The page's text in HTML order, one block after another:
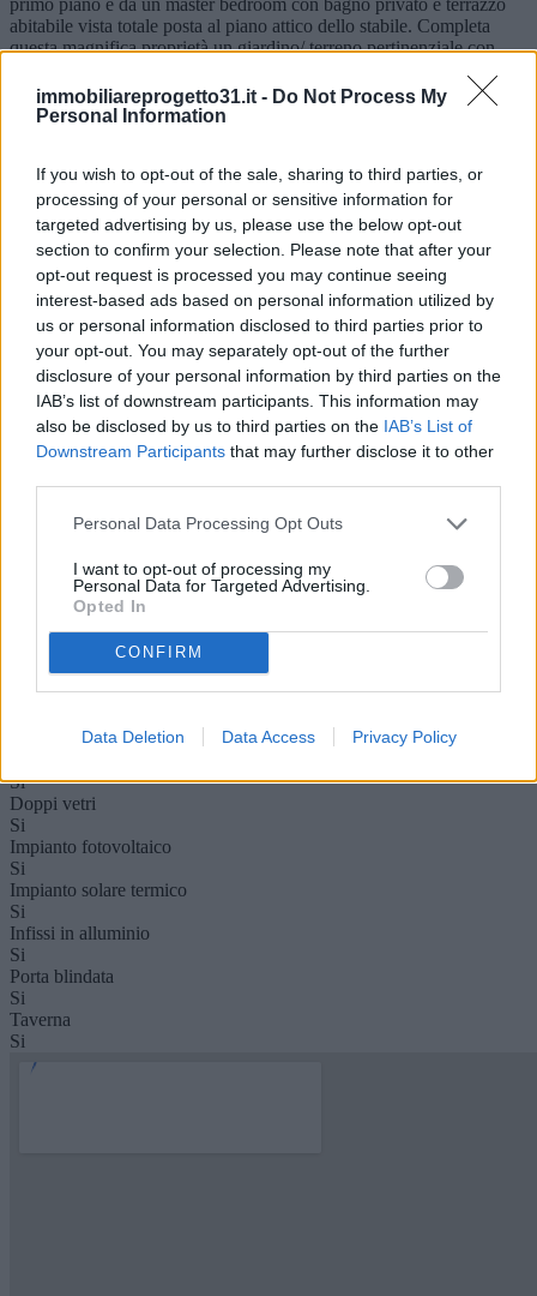
immobiliareprogetto31.it - Do Not Process My
Personal Information
If you wish to opt-out of the sale, sharing to third parties, or
processing of your personal or sensitive information for
targeted advertising by us, please use the below opt-out
section to confirm your selection. Please note that after your
opt-out request is processed you may continue seeing
interest-based ads based on personal information utilized by
us or personal information disclosed to third parties prior to
your opt-out. You may separately opt-out of the further
disclosure of your personal information by third parties on the
IAB’s list of downstream participants. This information may
also be disclosed by us to third parties on the IAB’s List of
Downstream Participants that may further disclose it to other
Personal Data Processing Opt Outs
I want to opt-out of processing my
Personal Data for Targeted Advertising.
Opted In
CONFIRM
Data Deletion Data Access Privacy Policy
abitabile vista totale posta al piano attico dello stabile. Completa
questa magnifica proprietà un giardino/ terreno pertinenziale con
che seconda casa nonché per uso ricettivo.
Piano
1980
Disponibilità
Libero al rogito
Camere
Servizi
Balconi
Giardino
Privato
Privato
Terrazzo
Ristrutturato
Riscaldamento
Autonomo
Condominio (mese)
Camino
Si
Doppi vetri
Si
Impianto fotovoltaico
Si
Impianto solare termico
Si
Infissi in alluminio
Si
Porta blindata
Si
Taverna
Si